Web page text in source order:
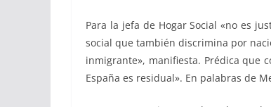
Para la jefa de Hogar Social «no es
social que también discrimina por
inmigrante», manifiesta. Prédica que
España es residual». En palabras de